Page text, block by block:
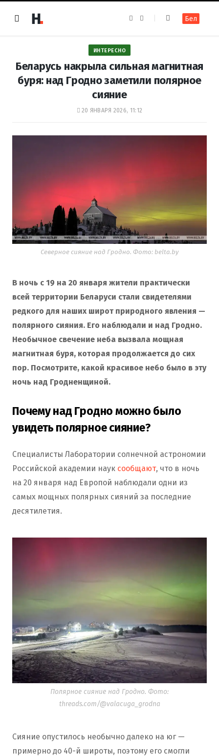
e
k
t
a
m
Бел
ИНТЕРЕСНО
Беларусь накрыла сильная магнитная
буря: над Гродно заметили полярное
сияние
20 ЯНВАРЯ 2026, 11:12
Северное сияние над Гродно. Фото: belta.by
В ночь с 19 на 20 января жители практически
всей территории Беларуси стали свидетелями
редкого для наших широт природного явления —
полярного сияния. Его наблюдали и над Гродно.
Необычное свечение неба вызвала мощная
магнитная буря, которая продолжается до сих
пор. Посмотрите, какой красивое небо было в эту
ночь над Гродненщиной.
Почему над Гродно можно было
увидеть полярное сияние?
Специалисты Лаборатории солнечной астрономии
Российской академии наук сообщают, что в ночь
на 20 января над Европой наблюдали одни из
самых мощных полярных сияний за последние
десятилетия.
Полярное сияние над Гродно. Фото:
threads.com/@valacuga_grodna
Сияние опустилось необычно далеко на юг —
примерно до 40-й широты, поэтому его смогли